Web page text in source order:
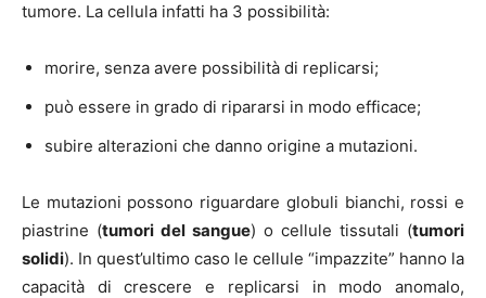
tumore. La cellula infatti ha 3 possibilità:
morire, senza avere possibilità di replicarsi;
può essere in grado di ripararsi in modo efficace;
subire alterazioni che danno origine a mutazioni.
Le mutazioni possono riguardare globuli bianchi, rossi e
piastrine (tumori del sangue) o cellule tissutali (tumori
solidi). In quest’ultimo caso le cellule “impazzite” hanno la
capacità di crescere e replicarsi in modo anomalo,